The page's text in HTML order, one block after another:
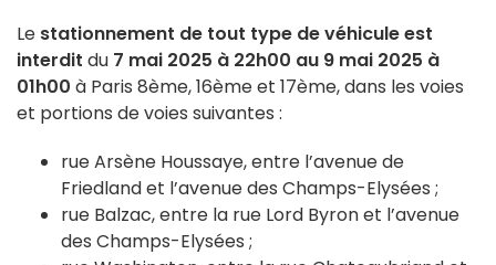
Le stationnement de tout type de véhicule est
interdit du 7 mai 2025 à 22h00 au 9 mai 2025 à
01h00 à Paris 8ème, 16ème et 17ème, dans les voies
et portions de voies suivantes :
rue Arsène Houssaye, entre l’avenue de
Friedland et l’avenue des Champs-Elysées ;
rue Balzac, entre la rue Lord Byron et l’avenue
des Champs-Elysées ;